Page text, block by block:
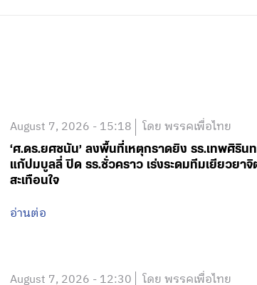
August 7, 2026 - 15:18 โดย พรรคเพื่อไทย
‘ศ.ดร.ยศชนัน’ ลงพื้นที่เหตุกราดยิง รร.เทพศิริ
แก้ปมบูลลี่ ปิด รร.ชั่วคราว เร่งระดมทีมเยียวย
สะเทือนใจ
อ่านต่อ
August 7, 2026 - 12:30 โดย พรรคเพื่อไทย